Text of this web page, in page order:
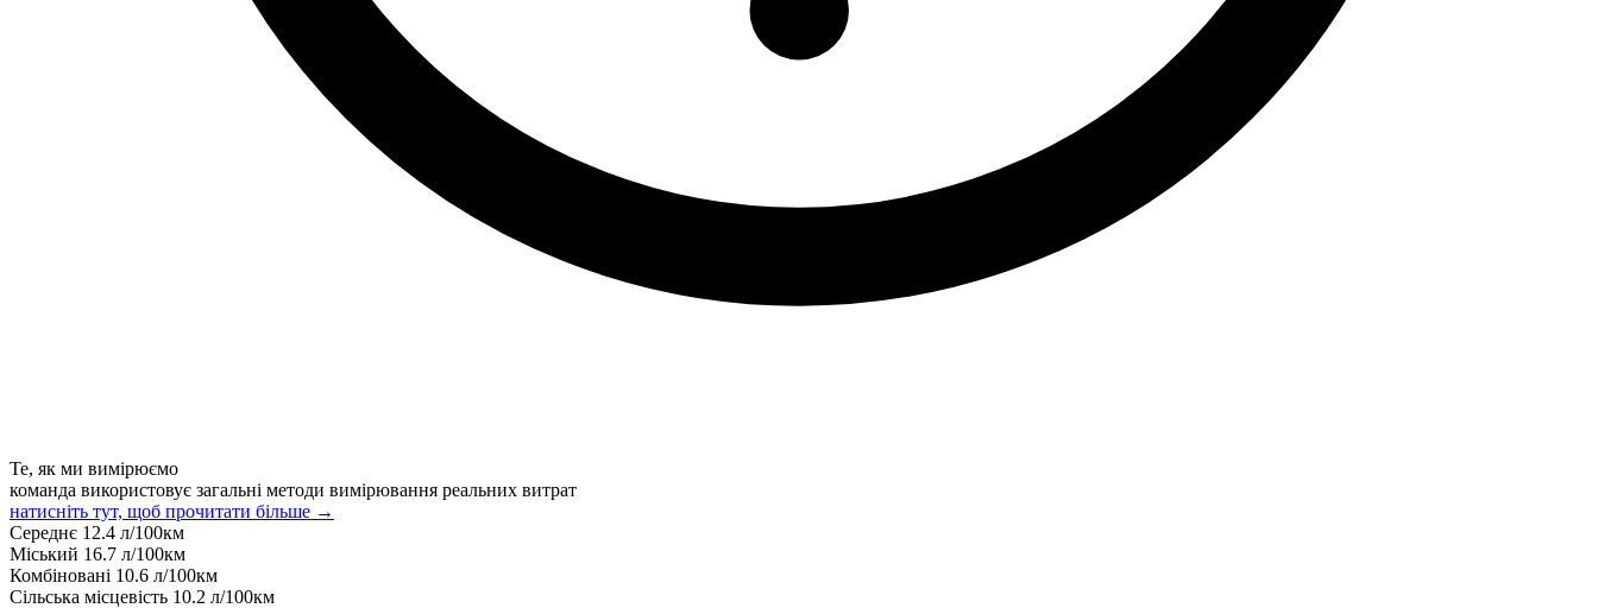
Те, як ми вимірюємо
команда використовує загальні методи вимірювання реальних витрат
натисніть тут, щоб прочитати більше →
Середнє 12.4 л/100км
Міський 16.7 л/100км
Комбіновані 10.6 л/100км
Сільська місцевість 10.2 л/100км